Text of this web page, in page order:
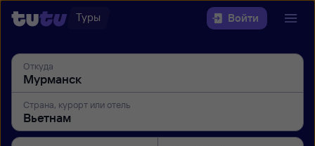
Туры Войти
Откуда
Страна, курорт или отель